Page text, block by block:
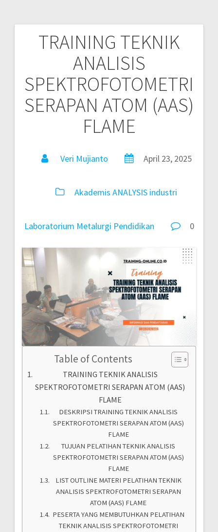
TRAINING TEKNIK
ANALISIS
SPEKTROFOTOMETRI
SERAPAN ATOM (AAS)
FLAME
Veri Mujianto April 23, 2025
Akademis ANALYSIS industri
Laboratorium Metalurgi Pendidikan 0
Table of Contents
TRAINING TEKNIK ANALISIS
SPEKTROFOTOMETRI SERAPAN ATOM (AAS)
FLAME
DESKRIPSI TRAINING TEKNIK ANALISIS
SPEKTROFOTOMETRI SERAPAN ATOM (AAS)
FLAME
TUJUAN PELATIHAN TEKNIK ANALISIS
SPEKTROFOTOMETRI SERAPAN ATOM (AAS)
FLAME
LIST OUTLINE MATERI PELATIHAN TEKNIK
ANALISIS SPEKTROFOTOMETRI SERAPAN
ATOM (AAS) FLAME
PESERTA YANG MEMBUTUHKAN PELATIHAN
TEKNIK ANALISIS SPEKTROFOTOMETRI